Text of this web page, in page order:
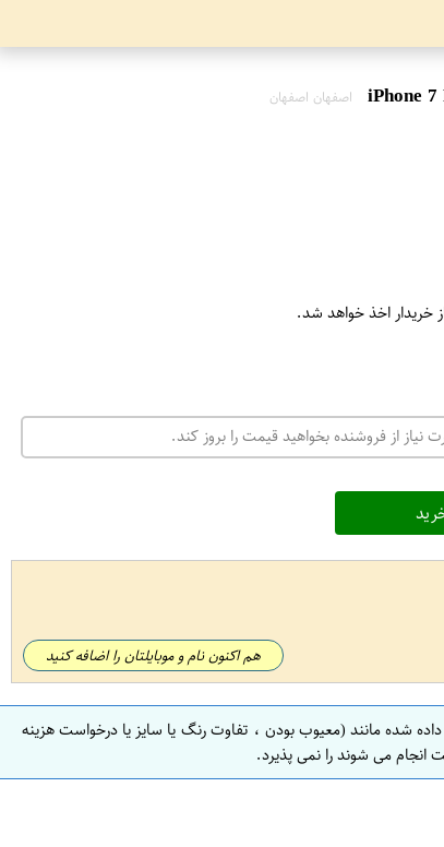
اصفهان اصفهان
خریدار اخذ خواهد شد.
از فروشنده بخواهید قیمت را بروز کند.
هم اکنون نام و موبایلتان را اضافه کنید
شده مانند (معیوب بودن ، تفاوت رنگ یا سایز یا درخواست هزینه
می شوند را نمی پذیرد.